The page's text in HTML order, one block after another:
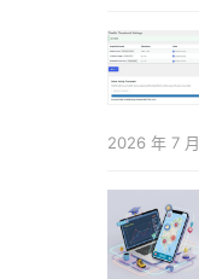
2026 年 7